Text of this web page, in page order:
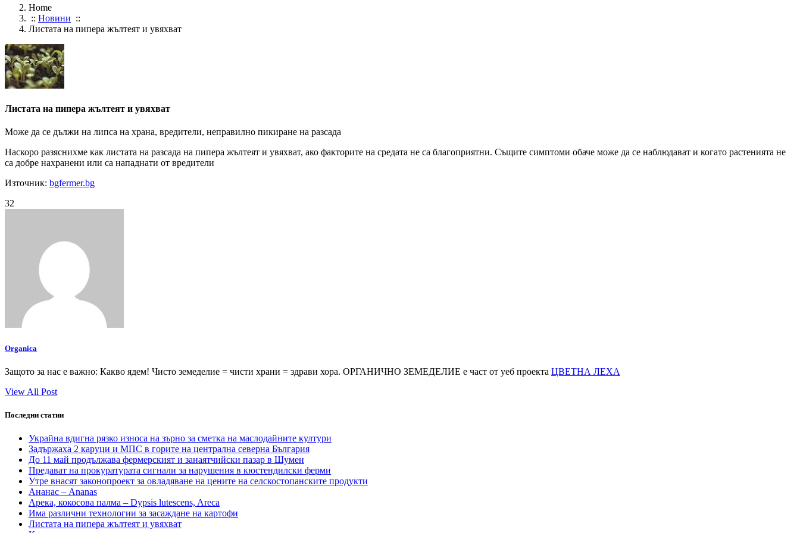
Home
:: Новини ::
Листата на пипера жълтеят и увяхват
Листата на пипера жълтеят и увяхват
Може да се дължи на липса на храна, вредители, неправилно пикиране на разсада
Наскоро разяснихме как листата на разсада на пипера жълтеят и увяхват, ако факторите на средата не са благоприятни. Същите симптоми обаче може да се наблюдават и когато растенията не
са добре нахранени или са нападнати от вредители
Източник: bgfermer.bg
32
Organica
Защото за нас е важно: Какво ядем! Чисто земеделие = чисти храни = здрави хора. ОРГАНИЧНО ЗЕМЕДЕЛИЕ е част от уеб проекта ЦВЕТНА ЛЕХА
View All Post
Последни статии
Украйна вдигна рязко износа на зърно за сметка на маслодайните култури
Задържаха 2 каруци и МПС в горите на централна северна България
До 11 май продължава фермерският и занаятчийски пазар в Шумен
Предават на прокуратурата сигнали за нарушения в кюстендилски ферми
Утре внасят законопроект за овладяване на цените на селскостопанските продукти
Ананас – Ananas
Арека, кокосова палма – Dypsis lutescens, Areca
Има различни технологии за засаждане на картофи
Листата на пипера жълтеят и увяхват